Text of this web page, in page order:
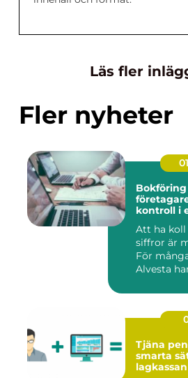
Läs fler
Fler nyheter
Bokföring
kontroll i
Att ha
siffror är
För
Alvesta
Tjäna
smarta
lagkassan